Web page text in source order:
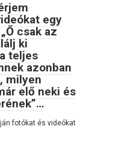
egy
csak az
ki
teljes
azonban
milyen
elő neki és
fotókat és videókat